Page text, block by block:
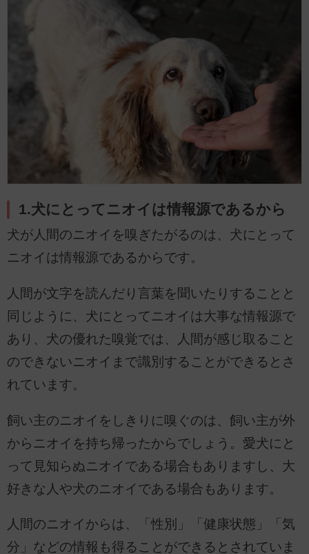
1.犬にとってニオイは情報源であるから
犬が人間のニオイを嗅ぎたがるのは、犬にとって
ニオイは情報源であるからです。
人間が文字を読んだり言葉を聞いたりすることと
同じように、犬にとってニオイは大事な情報源で
あり、犬の優れた嗅覚では、人間が感じ取ること
のできないニオイまで識別することができるとさ
れています。
飼い主のニオイをしきりに嗅ぐのは、飼い主が外
からニオイを持ち帰ったからでしょう。愛犬にと
って見知らぬニオイである場合もありますし、大
好きな人や犬のニオイである場合もあります。
人間のニオイからは、「性別」「健康状態」「気
分」などの情報も得ることができるとされていま